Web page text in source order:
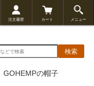
注文履歴 カート メニュー
検索
GOHEMPの帽子